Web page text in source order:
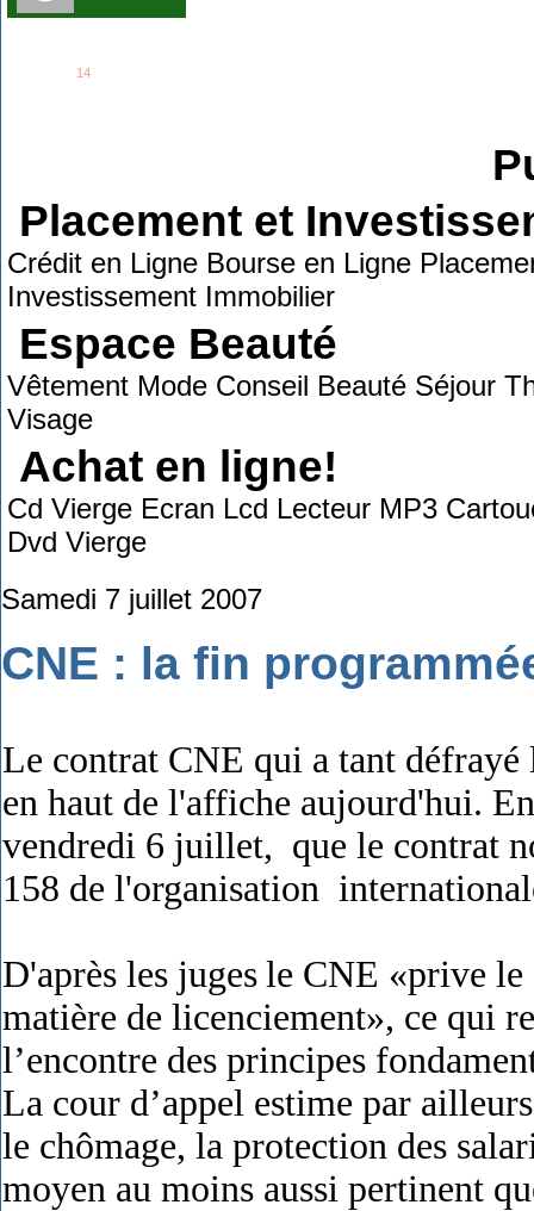
14members...
Placement et
Crédit en Ligne Bourse en Ligne
Investissement Immobilier
Espace Beauté
Vêtement Mode Conseil Beauté Séjour
Visage
Achat en ligne!
Cd Vierge Ecran Lcd Lecteur MP3
Dvd Vierge
Samedi 7 juillet 2007
CNE : la fin
Le contrat CNE qui a tant
en haut de l'affiche aujourd'hui.
vendredi 6 juillet, que le contrat
158 de l'organisation
D'après les juges le CNE «prive le
matière de licenciement», ce qui
l’encontre des principes
La cour d’appel estime par
le chômage, la protection des
moyen au moins aussi pertinent